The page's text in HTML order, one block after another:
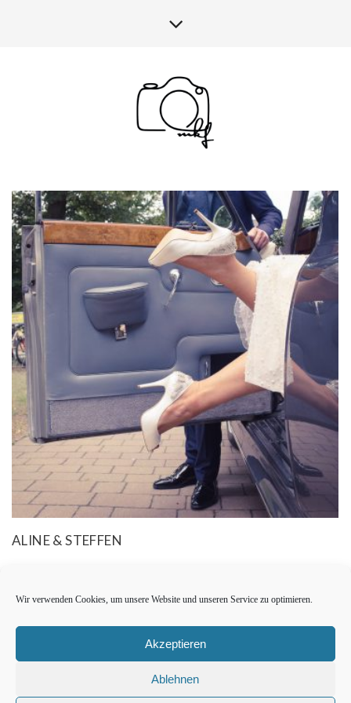
Wir verwenden Cookies, um unsere Website und unseren Service zu optimieren.
Akzeptieren
Ablehnen
ALINE & STEFFEN